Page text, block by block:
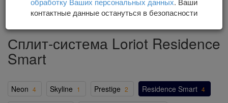
Сплит-система Loriot Residence Smart
Сплит-система Loriot Residence
Smart
Neon 4 Skyline 1 Prestige 2 Residence Smart 4
контактные данные остануться в безопасности